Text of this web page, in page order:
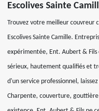
Escolives Sainte
Trouvez votre meilleur couvreur
Escolives Sainte Camille.
expérimentée, Ent. Aubert &
sérieux, hautement qualifiés et
d'un service professionnel,
Charpente, couverture,